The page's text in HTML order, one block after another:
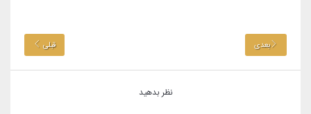
بعدی قبلی
نظر بدهید